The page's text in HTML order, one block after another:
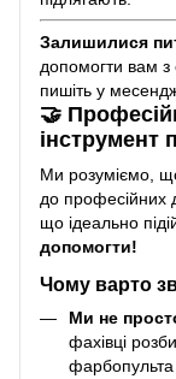
Залишилися
допомогти вам
пишіть у
🤝
інструмент
Ми розуміємо,
до професійних
що ідеально
допомогти!
Чому варто
Ми не
фахівці